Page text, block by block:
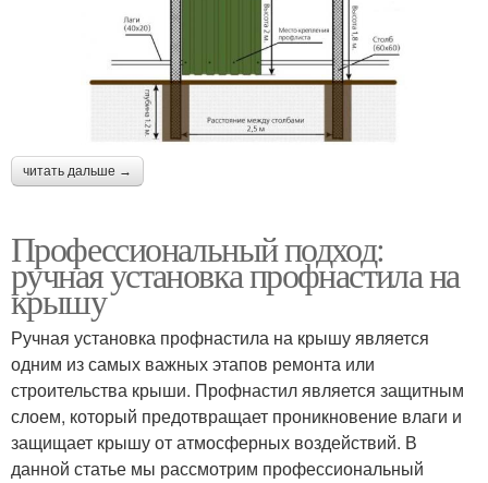
читать дальше →
Профессиональный подход:
ручная установка профнастила на
крышу
Ручная установка профнастила на крышу является
одним из самых важных этапов ремонта или
строительства крыши. Профнастил является защитным
слоем, который предотвращает проникновение влаги и
защищает крышу от атмосферных воздействий. В
данной статье мы рассмотрим профессиональный